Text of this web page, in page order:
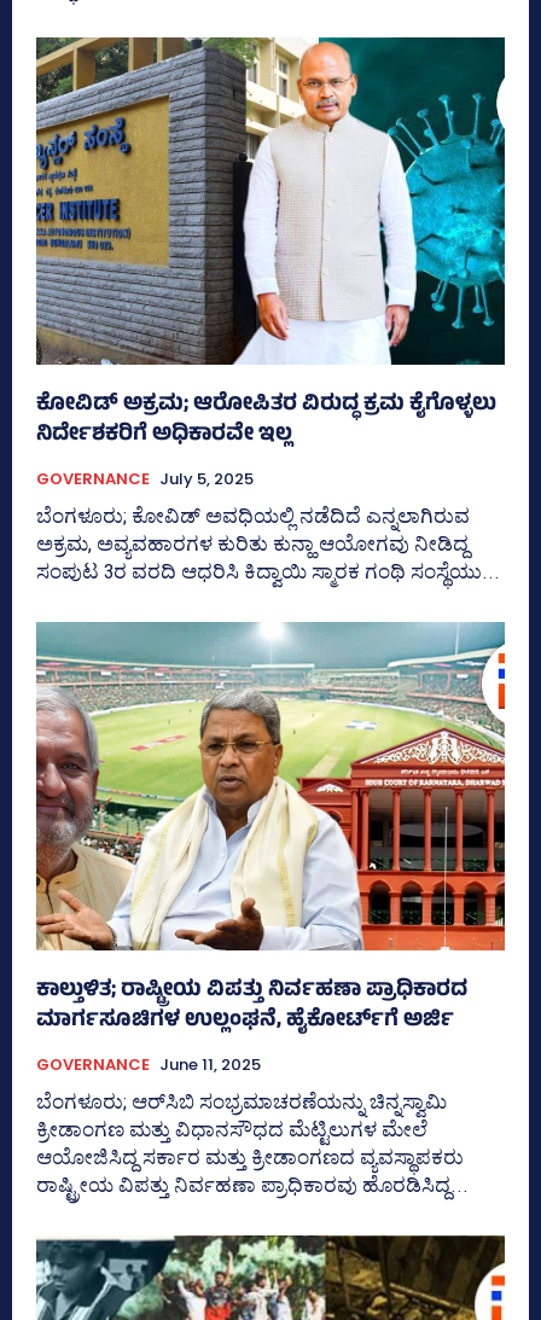
ಕೋವಿಡ್‌ ಅಕ್ರಮ; ಆರೋಪಿತರ ವಿರುದ್ಧ ಕ್ರಮ ಕೈಗೊಳ್ಳಲು
ನಿರ್ದೇಶಕರಿಗೆ ಅಧಿಕಾರವೇ ಇಲ್ಲ
GOVERNANCE July 5, 2025
ಬೆಂಗಳೂರು; ಕೋವಿಡ್‌ ಅವಧಿಯಲ್ಲಿ ನಡೆದಿದೆ ಎನ್ನಲಾಗಿರುವ
ಅಕ್ರಮ, ಅವ್ಯವಹಾರಗಳ ಕುರಿತು ಕುನ್ಹಾ ಆಯೋಗವು ನೀಡಿದ್ದ
ಸಂಪುಟ 3ರ ವರದಿ ಆಧರಿಸಿ ಕಿದ್ವಾಯಿ ಸ್ಮಾರಕ ಗಂಥಿ ಸಂಸ್ಥೆಯು...
ಕಾಲ್ತುಳಿತ; ರಾಷ್ಟ್ರೀಯ ವಿಪತ್ತು ನಿರ್ವಹಣಾ ಪ್ರಾಧಿಕಾರದ
ಮಾರ್ಗಸೂಚಿಗಳ ಉಲ್ಲಂಘನೆ, ಹೈಕೋರ್ಟ್‌ಗೆ ಅರ್ಜಿ
GOVERNANCE June 11, 2025
ಬೆಂಗಳೂರು; ಆರ್‍‌ಸಿಬಿ ಸಂಭ್ರಮಾಚರಣೆಯನ್ನು ಚಿನ್ನಸ್ವಾಮಿ
ಕ್ರೀಡಾಂಗಣ ಮತ್ತು ವಿಧಾನಸೌಧದ ಮೆಟ್ಟಿಲುಗಳ ಮೇಲೆ
ಆಯೋಜಿಸಿದ್ದ ಸರ್ಕಾರ ಮತ್ತು ಕ್ರೀಡಾಂಗಣದ ವ್ಯವಸ್ಥಾಪಕರು
ರಾಷ್ಟ್ರೀಯ ವಿಪತ್ತು ನಿರ್ವಹಣಾ ಪ್ರಾಧಿಕಾರವು ಹೊರಡಿಸಿದ್ದ...